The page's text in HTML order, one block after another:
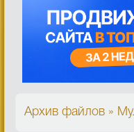
Архив файлов »